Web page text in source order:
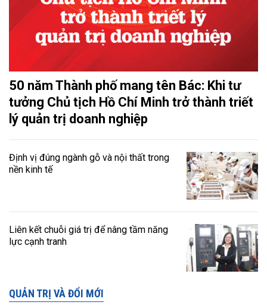
50 năm Thành phố mang tên Bác: Khi tư
tưởng Chủ tịch Hồ Chí Minh trở thành triết
lý quản trị doanh nghiệp
Định vị đúng ngành gỗ và nội thất trong
nền kinh tế
Liên kết chuỗi giá trị để nâng tầm năng
lực cạnh tranh
QUẢN TRỊ VÀ ĐỔI MỚI